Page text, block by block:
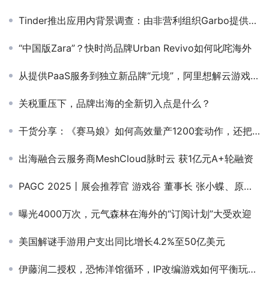
Tinder推出应用内背景调查：由非营利组织Garbo提供支持
“中国版Zara”？快时尚品牌Urban Revivo如何叱咤海外
从提供PaaS服务到独立新品牌“元境”，阿里想解云游戏技术与商业之难
关税重压下，品牌出海的全新切入点是什么？
干货分享：《赛马娘》如何高效量产1200套动作，还把它用得丝滑又自然？
出海融合云服务商MeshCloud脉时云 获1亿元A+轮融资
PAGC 2025丨展会推荐官 游戏谷 董事长 张小蝶、原力棱镜 COO 胡俊铨、6waves 副总裁 Davie 邀您参与万人出海展会
曝光4000万次，元气森林在海外的“订阅计划”大受欢迎
美国解谜手游用户支出同比增长4.2%至50亿美元
伊藤润二授权，恐怖洋馆循环，IP改编游戏如何平衡玩法和还原？